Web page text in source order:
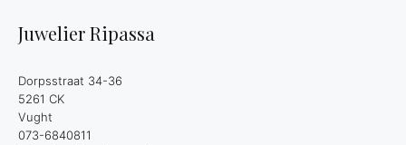
Juwelier Ripassa
Dorpsstraat 34-36
5261 CK
Vught
073-6840811